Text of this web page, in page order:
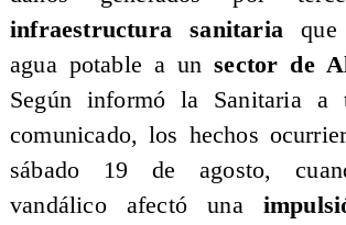
infraestructura sanitaria
agua potable a unsector de
Según informó la Sanitaria a
comunicado, los hechos
sábado 19 de agosto,
vandálico afectó una